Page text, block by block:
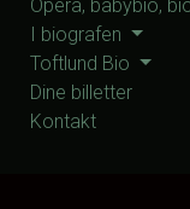
Opera, babybio,
I biografen
Toftlund Bio
Dine billetter
Kontakt